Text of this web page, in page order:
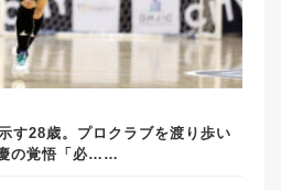
す28歳。プロクラブを渡り歩い
の覚悟「必……